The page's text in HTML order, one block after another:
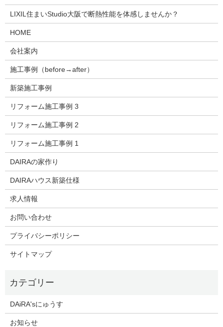
LIXIL住まいStudio大阪で断熱性能を体感しませんか？
HOME
会社案内
施工事例（before→after）
新築施工事例
リフォーム施工事例 3
リフォーム施工事例 2
リフォーム施工事例 1
DAIRAの家作り
DAIRAハウス新築仕様
求人情報
お問い合わせ
プライバシーポリシー
サイトマップ
DAiRA'sにゅうす
お知らせ